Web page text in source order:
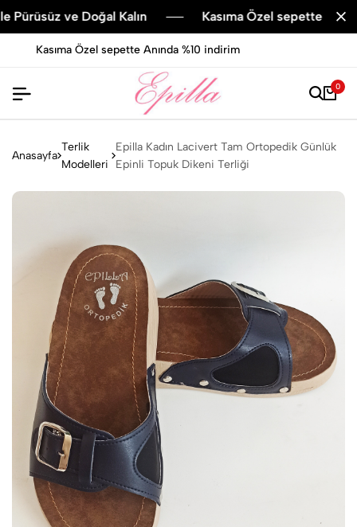
ve Doğal Kalın Kasıma Özel sepette Anında
Epilla Ürünleri İle Pürüsüz ve Doğal Kalın
0
Anasayfa
Terlik
Modelleri
Epilla Kadın Lacivert Tam Ortopedik Günlük
Epinli Topuk Dikeni Terliği